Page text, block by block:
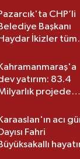
değişikliği!
CHP’li
Başkanı
İkizler tüm
partisi
yatırım: 83.4
projede
acı
Fahri